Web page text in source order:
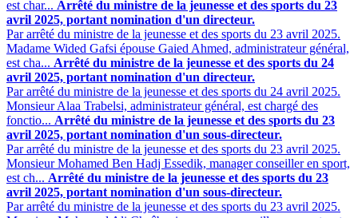
est char... Arrêté du ministre de la jeunesse et des sports du 23
avril 2025, portant nomination d'un directeur.
Par arrêté du ministre de la jeunesse et des sports du 23 avril 2025.
Madame Wided Gafsi épouse Gaied Ahmed, administrateur général,
est cha... Arrêté du ministre de la jeunesse et des sports du 24
avril 2025, portant nomination d'un directeur.
Par arrêté du ministre de la jeunesse et des sports du 24 avril 2025.
Monsieur Alaa Trabelsi, administrateur général, est chargé des
fonctio... Arrêté du ministre de la jeunesse et des sports du 23
avril 2025, portant nomination d'un sous-directeur.
Par arrêté du ministre de la jeunesse et des sports du 23 avril 2025.
Monsieur Mohamed Ben Hadj Essedik, manager conseiller en sport,
est ch... Arrêté du ministre de la jeunesse et des sports du 23
avril 2025, portant nomination d'un sous-directeur.
Par arrêté du ministre de la jeunesse et des sports du 23 avril 2025.